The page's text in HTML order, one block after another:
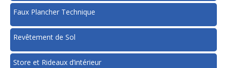
Faux Plancher Technique
Revêtement de Sol
Store et Rideaux d’intérieur